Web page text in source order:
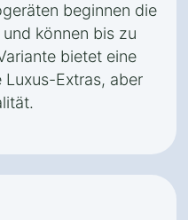
beginnen die
können bis zu
bietet eine
Extras, aber